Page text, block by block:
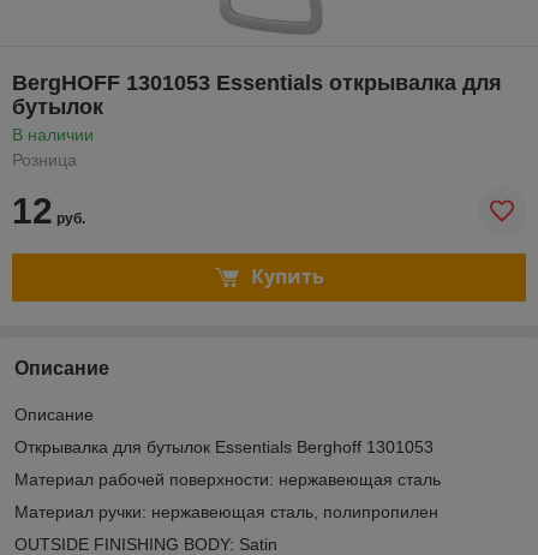
BergHOFF 1301053 Essentials открывалка для
бутылок
В наличии
Розница
12 руб.
Купить
Описание
Описание
Открывалка для бутылок Essentials Berghoff 1301053
Материал рабочей поверхности: нержавеющая сталь
Материал ручки: нержавеющая сталь, полипропилен
OUTSIDE FINISHING BODY: Satin